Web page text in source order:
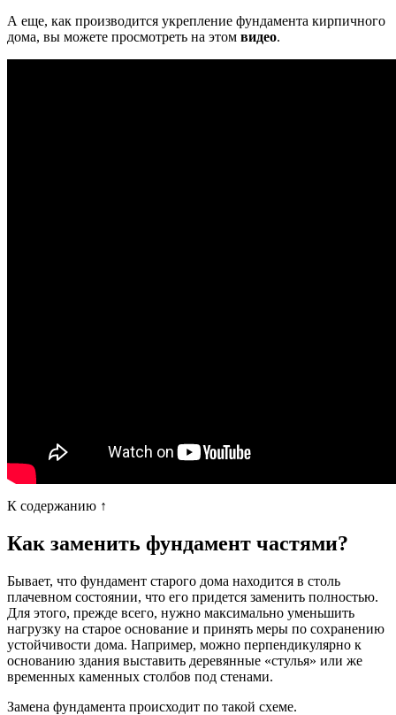
А еще, как производится укрепление фундамента кирпичного
дома, вы можете просмотреть на этом видео.
К содержанию ↑
Как заменить фундамент частями?
Бывает, что фундамент старого дома находится в столь
плачевном состоянии, что его придется заменить полностью.
Для этого, прежде всего, нужно максимально уменьшить
нагрузку на старое основание и принять меры по сохранению
устойчивости дома. Например, можно перпендикулярно к
основанию здания выставить деревянные «стулья» или же
временных каменных столбов под стенами.
Замена фундамента происходит по такой схеме.